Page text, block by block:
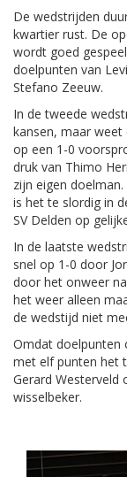
De wedstrijden
kwartier rust. De
wordt goed
doelpunten van
Stefano Zeeuw.
In de tweede
kansen, maar weet
op een 1-0
druk van Thimo
zijn eigen
is het te slordig in
SV Delden op
In de laatste
snel op 1-0 door
door het onweer
het weer alleen
de wedstijd niet
Omdat doelpunten
met elf punten het
Gerard Westerveld
wisselbeker.